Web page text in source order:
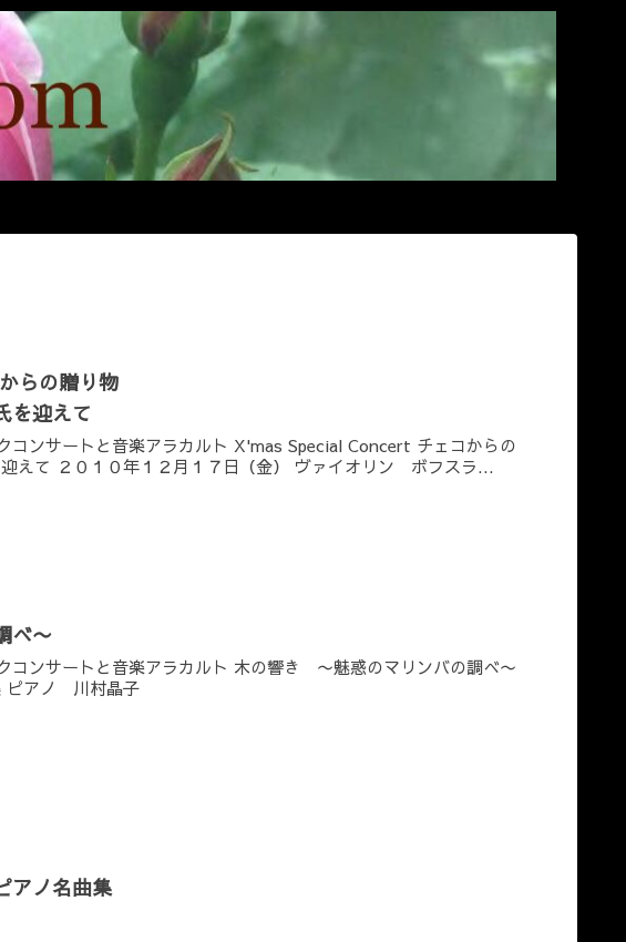
らの贈り物
を迎えて
ンサートと音楽アラカルト X'mas Special Concert チェコからの
えて ２０１０年１２月１７日（金） ヴァイオリン ボフスラ...
べ〜
ンサートと音楽アラカルト 木の響き 〜魅惑のマリンバの調べ〜
ピアノ 川村晶子
ノ名曲集